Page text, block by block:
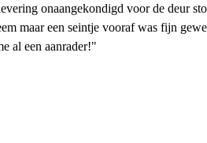
onaangekondigd voor de deur
maar een seintje vooraf was fijn
al een aanrader!"